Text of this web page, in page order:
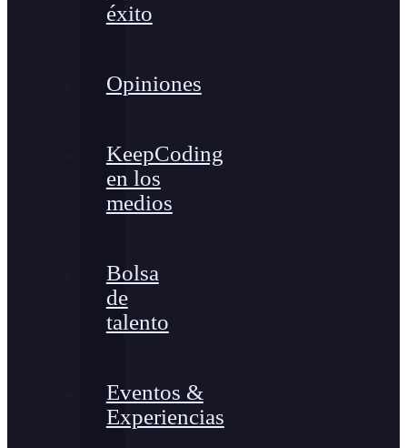
éxito
Opiniones
KeepCoding
en los
medios
Bolsa
de
talento
Eventos &
Experiencias